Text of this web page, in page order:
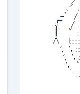
､'゛ ､'゛＼
_-゛　/
√　 /:::::＿::::::/
∥　 ″::::＿
∧　 l::::::::＿
',　'，::::／
',　'，
'，
´- _〕ｈ､
个o。　ニﾆ
¨“ ‐-